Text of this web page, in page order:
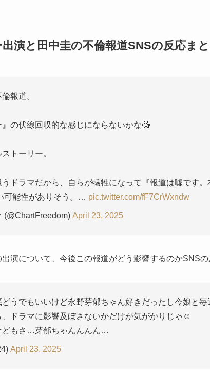
演と田中圭の不倫報道SNSの反応ま
報道。
の伏線回収的な感じにならないかな🧐
トーリー。
ドラマだから、自らが犠牲になって『報道は嘘です
可能性がありそう。… pic.twitter.com/fF7CrWxndw
April 23, 2025
演について、今後この報道がどう影響するのかSNSの
うでもいいけど永野芽郁ちゃん好きだったし今娘と毎
ドラマに影響及ぼさないかだけが気がかりじゃ☺️
どもさ…芽郁ちゃんんんん…
April 23, 2025